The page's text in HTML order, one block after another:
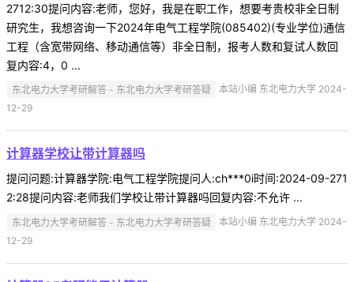
2712:30提问内容:老师，您好，我是在职工作，想要考贵校非全日制
研究生，我想咨询一下2024年电气工程学院(085402)(专业学位)通信
工程（含宽带网络、移动通信等）非全日制，报考人数和复试人数回
复内容:4，0 ...
东北电力大学考研解答 - 东北电力大学考研答疑
本站小编 东北电力大学 2024-
12-29
计算器学校让带计算器吗
提问问题:计算器学院:电气工程学院提问人:ch***0i时间:2024-09-271
2:28提问内容:老师我们学校让带计算器吗回复内容:不允许 ...
东北电力大学考研解答 - 东北电力大学考研答疑
本站小编 东北电力大学 2024-
12-29